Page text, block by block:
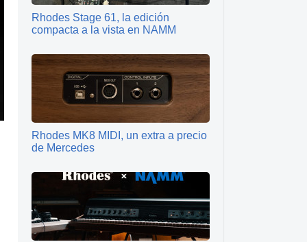
Rhodes Stage 61, la edición
compacta a la vista en NAMM
Rhodes MK8 MIDI, un extra a precio
de Mercedes